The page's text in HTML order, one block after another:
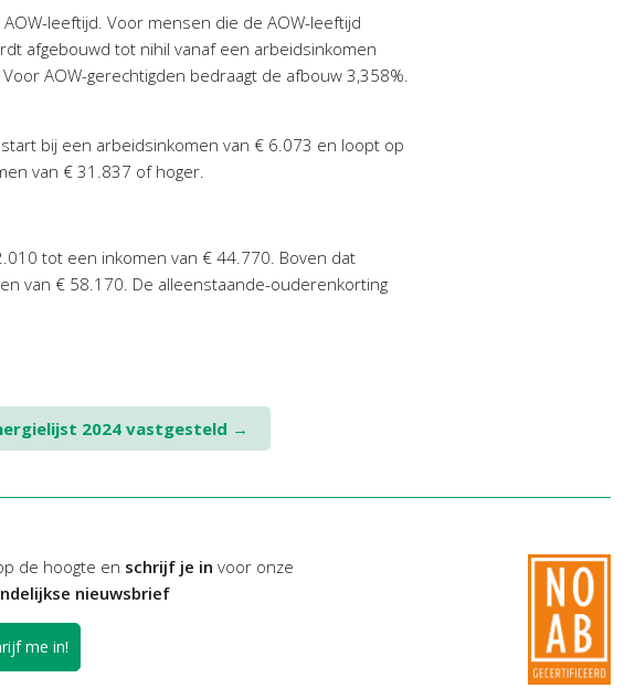
leeftijd. Voor mensen die de AOW-leeftijd
afgebouwd tot nihil vanaf een arbeidsinkomen
AOW-gerechtigden bedraagt de afbouw 3,358%.
bij een arbeidsinkomen van € 6.073 en loopt op
van € 31.837 of hoger.
tot een inkomen van € 44.770. Boven dat
van € 58.170. De alleenstaande-ouderenkorting
2024 vastgesteld →
de hoogte en schrijf je in voor onze
nieuwsbrief
me in!